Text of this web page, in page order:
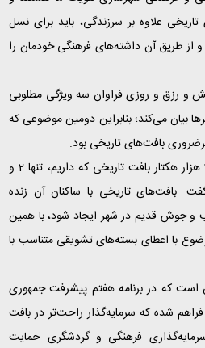
علاوه بر سرزندگی، باید برای نسل
از طریق آن داشته‌های فرهنگی خودمان را
و رزق و روزی فراوان سه ویژگی مطلوبی
بیان می‌کند؛ بنابراین دومین موضوعی که
بافت‌های تاریخی بود.
آئینی با بیان اینکه در مجموع 32 هزار هکتار بافت تاریخی که داریم، تنها 2 و
بافت‌های تاریخی با ساکنان آن زنده
و جوش قدیم در شهر ایجاد شود، با همین
با اعطای بسته‌های تشویقی متناسب با
که در برنامه هفتم پیشرفت جمهوری
در ماده 52 فضایی فراهم شده که سرمایه‌گذار راحت‌تر در بافت
فرهنگی و گردشگری حمایت